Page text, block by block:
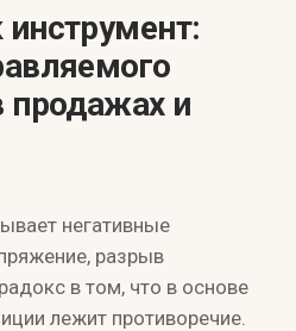
продажах и
негативные
разрыв
в том, что в основе
лежит противоречие.